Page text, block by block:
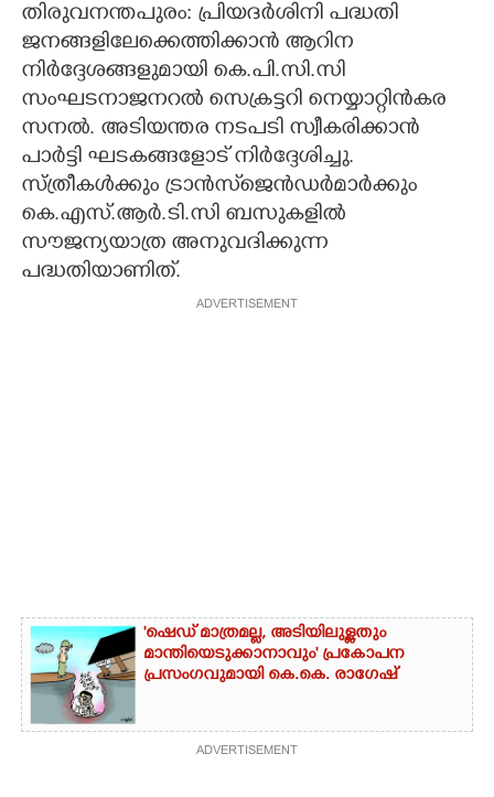
CARTOONS
ZOOM
CONTACT US
തിരുവനന്തപുരം: പ്രിയദർശിനി പദ്ധതി
ജനങ്ങളിലേക്കെത്തിക്കാൻ ആറിന
നിർദ്ദേശങ്ങളുമായി കെ.പി.സി.സി
സംഘടനാജനറൽ സെക്രട്ടറി നെയ്യാറ്റിൻകര
സനൽ. അടിയന്തര നടപടി സ്വീകരിക്കാൻ
പാർട്ടി ഘടകങ്ങളോട് നിർദ്ദേശിച്ചു.
സ്ത്രീകൾക്കും ട്രാൻസ്‌ജെൻഡർമാർക്കും
കെ.എസ്.ആർ.ടി.സി ബസുകളിൽ
സൗജന്യയാത്ര അനുവദിക്കുന്ന
പദ്ധതിയാണിത്.
ADVERTISEMENT
'ഷെഡ് മാത്രമല്ല, അടിയിലുള്ളതും
മാന്തിയെടുക്കാനാവും' പ്രകോപന
പ്രസംഗവുമായി കെ.കെ. രാഗേഷ്
ADVERTISEMENT